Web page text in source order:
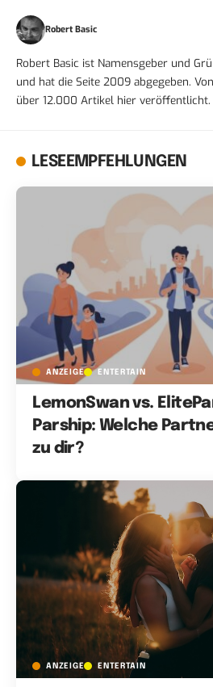
Robert Basic
Robert Basic ist Namensgeber und
und hat die Seite 2009 abgegeben.
über 12.000 Artikel hier veröffentlicht.
LESEEMPFEHLUNGEN
ANZEIGE ENTERTAIN
LemonSwan vs.
Parship: Welche
zu dir?
ANZEIGE ENTERTAIN